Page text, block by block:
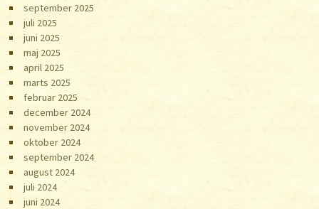
september 2025
juli 2025
juni 2025
maj 2025
april 2025
marts 2025
februar 2025
december 2024
november 2024
oktober 2024
september 2024
august 2024
juli 2024
juni 2024